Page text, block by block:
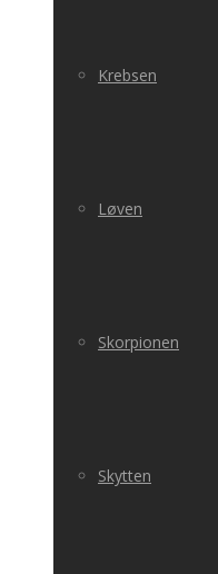
Krebsen
Løven
Skorpionen
Skytten